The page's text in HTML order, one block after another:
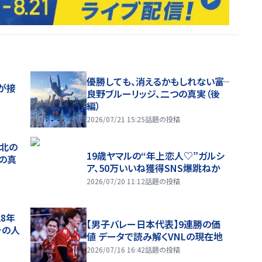
接
優勝しても、消えるかもしれない――富
良野ブルーリッジ、二つの真実（後
編）
2026/07/21 15:25話題の投稿
の
真
19歳ヤマルの“年上恋人♡”ガルシ
ア、50万いいね獲得SNS爆跳ねか
2026/07/20 11:12話題の投稿
年
人
【男子バレー日本代表】9連勝の価
値 データで読み解くVNLの現在地
2026/07/16 16:42話題の投稿